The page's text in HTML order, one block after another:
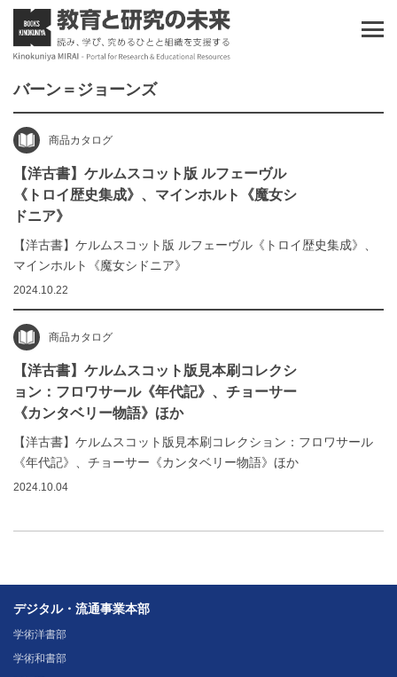
バーン＝ジョーンズ
商品カタログ
【洋古書】ケルムスコット版 ルフェーヴル
《トロイ歴史集成》、マインホルト《魔女シ
ドニア》
【洋古書】ケルムスコット版 ルフェーヴル《トロイ歴史集成》、
マインホルト《魔女シドニア》
2024.10.22
商品カタログ
【洋古書】ケルムスコット版見本刷コレクシ
ョン：フロワサール《年代記》、チョーサー
《カンタベリー物語》ほか
【洋古書】ケルムスコット版見本刷コレクション：フロワサール
《年代記》、チョーサー《カンタベリー物語》ほか
2024.10.04
デジタル・流通事業本部
学術洋書部
学術和書部